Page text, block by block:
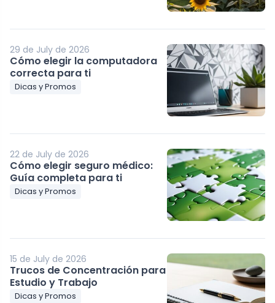
29 de July de 2026
Cómo elegir la computadora
correcta para ti
Dicas y Promos
22 de July de 2026
Cómo elegir seguro médico:
Guía completa para ti
Dicas y Promos
15 de July de 2026
Trucos de Concentración para
Estudio y Trabajo
Dicas y Promos